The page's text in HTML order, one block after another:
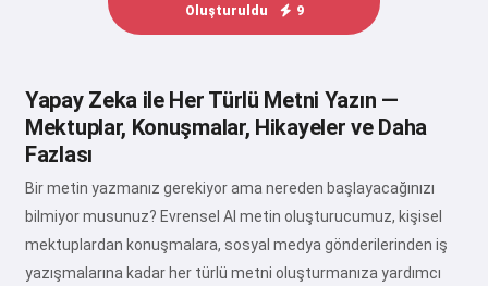
Oluşturuldu
9
Yapay Zeka ile Her Türlü Metni Yazın —
Mektuplar, Konuşmalar, Hikayeler ve Daha
Fazlası
Bir metin yazmanız gerekiyor ama nereden başlayacağınızı
bilmiyor musunuz? Evrensel AI metin oluşturucumuz, kişisel
mektuplardan konuşmalara, sosyal medya gönderilerinden iş
yazışmalarına kadar her türlü metni oluşturmanıza yardımcı